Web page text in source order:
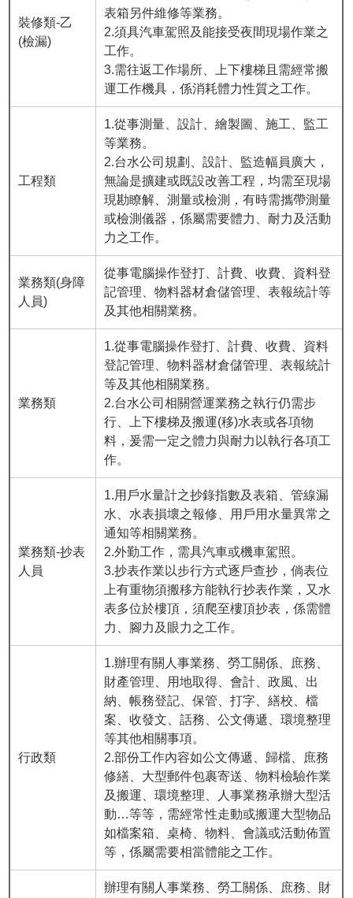
裝修類-乙
(檢漏)
表箱另件維修等業務。
2.須具汽車駕照及能接受夜間現場作業之
工作。
3.需往返工作場所、上下樓梯且需經常搬
運工作機具，係消耗體力性質之工作。
工程類
1.從事測量、設計、繪製圖、施工、監工
等業務。
2.台水公司規劃、設計、監造幅員廣大，
無論是擴建或既設改善工程，均需至現場
現勘瞭解、測量或檢測，有時需攜帶測量
或檢測儀器，係屬需要體力、耐力及活動
力之工作。
業務類(身障
人員)
從事電腦操作登打、計費、收費、資料登
記管理、物料器材倉儲管理、表報統計等
及其他相關業務。
業務類
1.從事電腦操作登打、計費、收費、資料
登記管理、物料器材倉儲管理、表報統計
等及其他相關業務。
2.台水公司相關營運業務之執行仍需步
行、上下樓梯及搬運(移)水表或各項物
料，爰需一定之體力與耐力以執行各項工
作。
業務類-抄表
人員
1.用戶水量計之抄錄指數及表箱、管線漏
水、水表損壞之報修、用戶用水量異常之
通知等相關業務。
2.外勤工作，需具汽車或機車駕照。
3.抄表作業以步行方式逐戶查抄，倘表位
上有重物須搬移方能執行抄表作業，又水
表多位於樓頂，須爬至樓頂抄表，係需體
力、腳力及眼力之工作。
行政類
1.辦理有關人事業務、勞工關係、庶務、
財產管理、用地取得、會計、政風、出
納、帳務登記、保管、打字、繕校、檔
案、收發文、話務、公文傳遞、環境整理
等其他相關事項。
2.部份工作內容如公文傳遞、歸檔、庶務
修繕、大型郵件包裹寄送、物料檢驗作業
及搬運、環境整理、人事業務承辦大型活
動…等等，需經常性走動或搬運大型物品
如檔案箱、桌椅、物料、會議或活動佈置
等，係屬需要相當體能之工作。
辦理有關人事業務、勞工關係、庶務、財